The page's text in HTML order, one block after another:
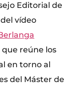
Editorial de
vídeo
que reúne los
en torno al
del Máster de